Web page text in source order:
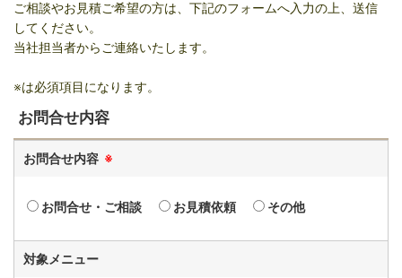
ご相談やお見積ご希望の方は、下記のフォームへ入力の上、送信
してください。
当社担当者からご連絡いたします。
※は必須項目になります。
お問合せ内容
お問合せ内容 ※
お問合せ・ご相談 お見積依頼 その他
対象メニュー